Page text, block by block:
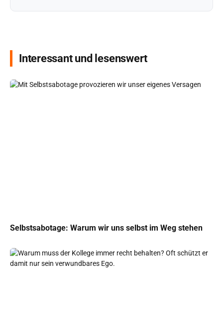
Interessant und lesenswert
Selbstsabotage: Warum wir uns selbst im Weg stehen